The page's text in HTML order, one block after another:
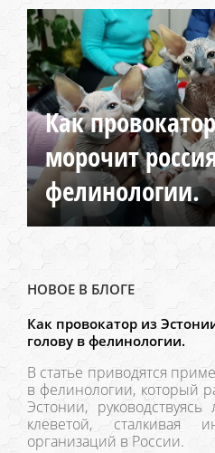
Как
морочит
фелинологии.
НОВОЕ В БЛОГЕ
Как провокатор из
голову в фелинологии.
В статье приводятся
в фелинологии, который
Эстонии,
клеветой, сталкивая
организаций в России.